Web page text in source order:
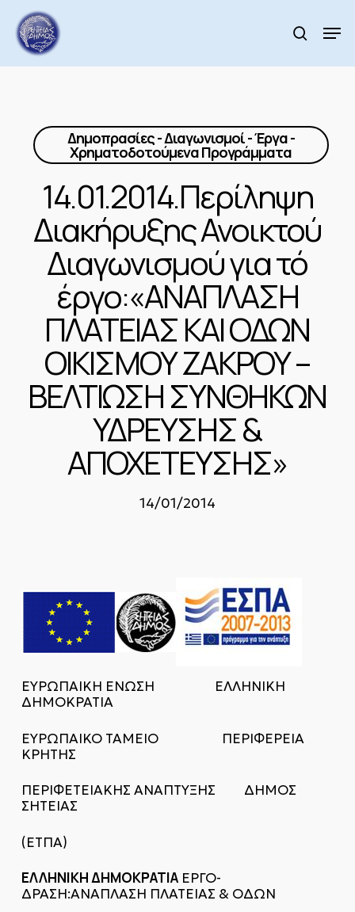
main
content
search
Δημοπρασίες - Διαγωνισμοί - Έργα -
Χρηματοδοτούμενα Προγράμματα
14.01.2014.Περίληψη
Διακήρυξης Ανοικτού
Διαγωνισμού για τό
έργο:«ΑΝΑΠΛΑΣΗ
ΠΛΑΤΕΙΑΣ ΚΑΙ ΟΔΩΝ
ΟΙΚΙΣΜΟΥ ΖΑΚΡΟΥ –
ΒΕΛΤΙΩΣΗ ΣΥΝΘΗΚΩΝ
ΥΔΡΕΥΣΗΣ &
ΑΠΟΧΕΤΕΥΣΗΣ»
14/01/2014
ΕΥΡΩΠΑΙΚΗ ΕΝΩΣΗ ΕΛΛΗΝΙΚΗ
ΔΗΜΟΚΡΑΤΙΑ
ΕΥΡΩΠΑΙΚΟ ΤΑΜΕΙΟ ΠΕΡΙΦΕΡΕΙΑ
ΚΡΗΤΗΣ
ΠΕΡΙΦΕΤΕΙΑΚΗΣ ΑΝΑΠΤΥΞΗΣ ΔΗΜΟΣ
ΣΗΤΕΙΑΣ
(ΕΤΠΑ)
ΕΛΛΗΝΙΚΗ ΔΗΜΟΚΡΑΤΙΑΕΡΓΟ-
ΔΡΑΣΗ:ΑΝΑΠΛΑΣΗ ΠΛΑΤΕΙΑΣ & ΟΔΩΝ
Menu